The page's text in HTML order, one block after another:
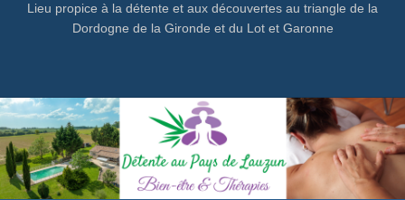
Lieu propice à la détente et aux découvertes au triangle de la
Dordogne de la Gironde et du Lot et Garonne